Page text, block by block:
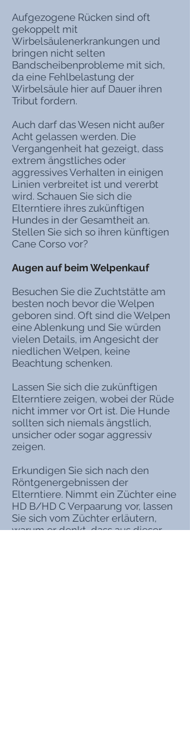
Aufgezogene Rücken sind oft
gekoppelt mit
Wirbelsäulenerkrankungen und
bringen nicht selten
Bandscheibenprobleme mit sich,
da eine Fehlbelastung der
Wirbelsäule hier auf Dauer ihren
Tribut fordern.
Auch darf das Wesen nicht außer
Acht gelassen werden. Die
Vergangenheit hat gezeigt, dass
extrem ängstliches oder
aggressives Verhalten in einigen
Linien verbreitet ist und vererbt
wird. Schauen Sie sich die
Elterntiere ihres zukünftigen
Hundes in der Gesamtheit an.
Stellen Sie sich so ihren künftigen
Cane Corso vor?
Augen auf beim Welpenkauf
Besuchen Sie die Zuchtstätte am
besten noch bevor die Welpen
geboren sind. Oft sind die Welpen
eine Ablenkung und Sie würden
vielen Details, im Angesicht der
niedlichen Welpen, keine
Beachtung schenken.
Lassen Sie sich die zukünftigen
Elterntiere zeigen, wobei der Rüde
nicht immer vor Ort ist. Die Hunde
sollten sich niemals ängstlich,
unsicher oder sogar aggressiv
zeigen.
Erkundigen Sie sich nach den
Röntgenergebnissen der
Elterntiere. Nimmt ein Züchter eine
HD B/HD C Verpaarung vor, lassen
Sie sich vom Züchter erläutern,
warum er denkt, dass aus dieser